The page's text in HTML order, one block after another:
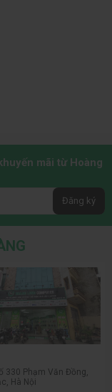
mãi từ Hoàng
Đăng ký
330 Phạm Văn Đồng,
Hà Nội